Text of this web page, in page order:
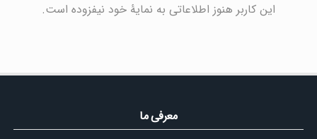
این کاربر هنوز اطلاعاتی به نمایۀ خود نیفزوده است.
معرفی ما